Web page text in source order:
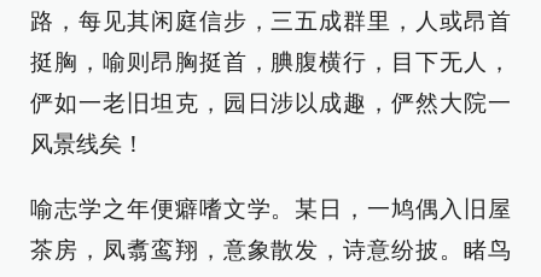
路，每见其闲庭信步，三五成群里，人或昂首
挺胸，喻则昂胸挺首，腆腹横行，目下无人，
俨如一老旧坦克，园日涉以成趣，俨然大院一
风景线矣！
喻志学之年便癖嗜文学。某日，一鸠偶入旧屋
茶房，凤翥鸾翔，意象散发，诗意纷披。睹鸟